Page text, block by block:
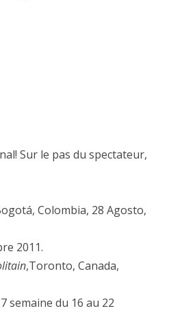
Sur le pas du spectateur,
Colombia, 28 Agosto,
2011.
,Toronto, Canada,
semaine du 16 au 22